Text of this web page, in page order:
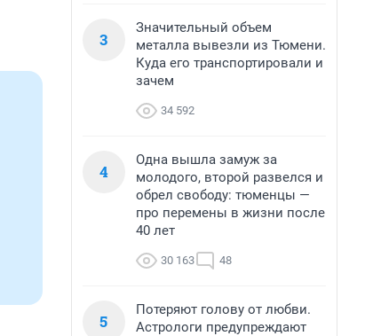
3
Значительный объем
металла вывезли из Тюмени.
Куда его транспортировали и
зачем
34 592
4
Одна вышла замуж за
молодого, второй развелся и
обрел свободу: тюменцы —
про перемены в жизни после
40 лет
30 163 48
5
Потеряют голову от любви.
Астрологи предупреждают